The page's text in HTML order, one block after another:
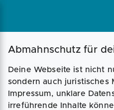
Abmahnschutz für
Deine Webseite ist nicht
sondern auch juristisches
Impressum, unklare
irreführende Inhalte